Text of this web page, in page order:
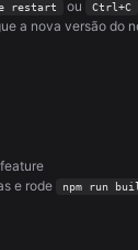
restart ou Ctrl+C
a nova versão do
e rode
npm run